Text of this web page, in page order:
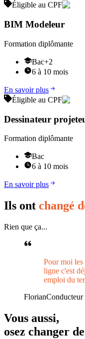
Éligible au CPF
BIM Modeleur
Formation diplômante
Bac+2
6 à 10 mois
En savoir plus
Éligible au CPF
Dessinateur
Formation diplômante
Bac
6 à 10 mois
En savoir plus
Ils ont changé
Rien que ça...
Pour moi les
ligne c'est
emploi du
FlorianConducteur
Vous aussi,
osez changer